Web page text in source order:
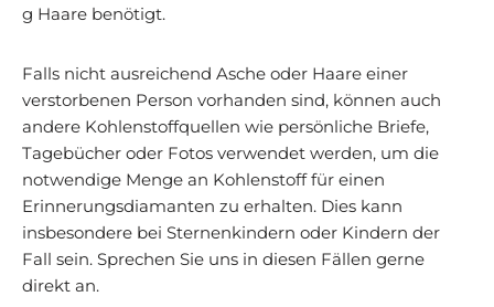
g Haare benötigt.
Falls nicht ausreichend Asche oder Haare einer
verstorbenen Person vorhanden sind, können auch
andere Kohlenstoffquellen wie persönliche Briefe,
Tagebücher oder Fotos verwendet werden, um die
notwendige Menge an Kohlenstoff für einen
Erinnerungsdiamanten zu erhalten. Dies kann
insbesondere bei Sternenkindern oder Kindern der
Fall sein. Sprechen Sie uns in diesen Fällen gerne
direkt an.